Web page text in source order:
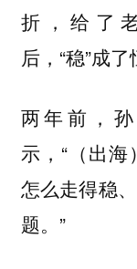
折，给了
后，“稳”成
两年前，
示，“（出海
怎么走得稳
题。”